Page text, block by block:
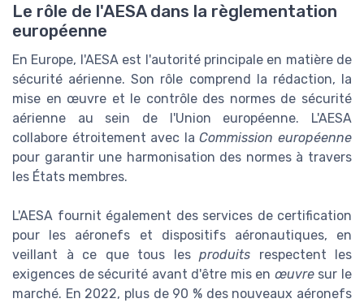
Le rôle de l'AESA dans la règlementation
européenne
En Europe, l'AESA est l'autorité principale en matière de
sécurité aérienne. Son rôle comprend la rédaction, la
mise en œuvre et le contrôle des normes de sécurité
aérienne au sein de l'Union européenne. L'AESA
collabore étroitement avec laCommission européenne
pour garantir une harmonisation des normes à travers
les États membres.
L'AESA fournit également des services de certification
pour les aéronefs et dispositifs aéronautiques, en
veillant à ce que tous les produits respectent les
exigences de sécurité avant d'être mis en œuvresur le
marché. En 2022, plus de 90 % des nouveaux aéronefs